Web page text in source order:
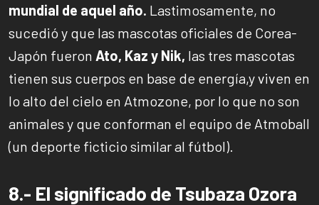
mundial de aquel año. Lastimosamente, no
sucedió y que las mascotas oficiales de Corea-
Japón fueron Ato, Kaz y Nik, las tres mascotas
tienen sus cuerpos en base de energía,y viven en
lo alto del cielo en Atmozone, por lo que no son
animales y que conforman el equipo de Atmoball
(un deporte ficticio similar al fútbol).
8.- El significado de Tsubaza Ozora